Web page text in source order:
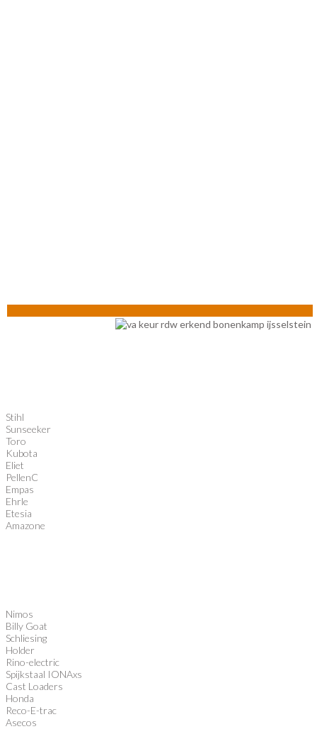
Stihl
Sunseeker
Toro
Kubota
Eliet
PellenC
Empas
Ehrle
Etesia
Amazone
Nimos
Billy Goat
Schliesing
Holder
Rino-electric
Spijkstaal IONAxs
Cast Loaders
Honda
Reco-E-trac
Asecos